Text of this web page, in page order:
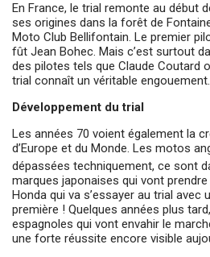
En France, le trial remonte au début
ses origines dans la forêt de
Moto Club Bellifontain. Le premier
fût Jean Bohec. Mais c’est surtout
des pilotes tels que Claude Coutard
trial connaît un véritable engouement.
Développement du trial
Les années 70 voient également la
d’Europe et du Monde. Les motos
dépassées techniquement, ce sont
marques japonaises qui vont
Honda qui va s’essayer au trial avec
première ! Quelques années plus
espagnoles qui vont envahir le
une forte réussite encore visible